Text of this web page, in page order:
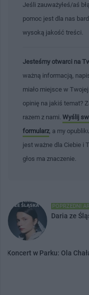
Jeśli zauważyłeś/aś
pomoc jest dla nas
wysoką jakość treści.
Jesteśmy otwarci na
ważną informacją,
miało miejsce w
opinię na jakiś temat?
razem z nami. Wyślij
formularz , a my
jest ważne dla Ciebie i
głos ma znaczenie.
POPRZEDNI
Daria ze
Koncert w Parku: Ola